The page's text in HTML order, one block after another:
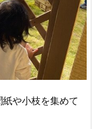
や小枝を集めて